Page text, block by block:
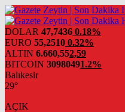
DOLAR 47,7436 0.18%
EURO 55,2510 0.32%
ALTIN 6.660,552,59
BITCOIN 30980491.2%
Balıkesir
29°
AÇIK